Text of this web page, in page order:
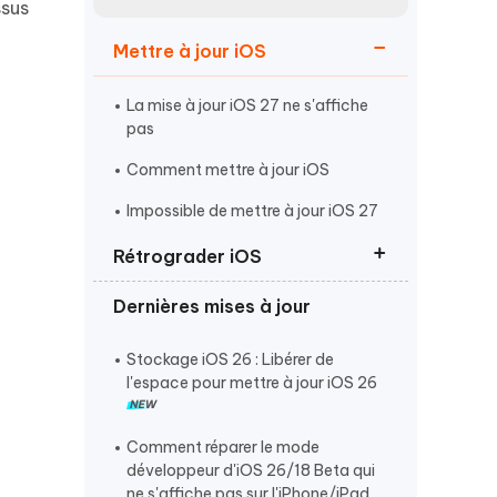
Plus de conseils utiles
Plus de conseils utiles
Commencer
Mettre à jour iOS
La mise à jour iOS 27 ne s'affiche
pas
Comment mettre à jour iOS
Impossible de mettre à jour iOS 27
Rétrograder iOS
Rétrograder d'iOS 27 vers iOS 26
Revenir à iOS 26 sans iTunes
Supprimer ou désinstaller iOS 27
Dernières mises à jour
Stockage iOS 26 : Libérer de
l'espace pour mettre à jour iOS 26
Comment réparer le mode
développeur d'iOS 26/18 Beta qui